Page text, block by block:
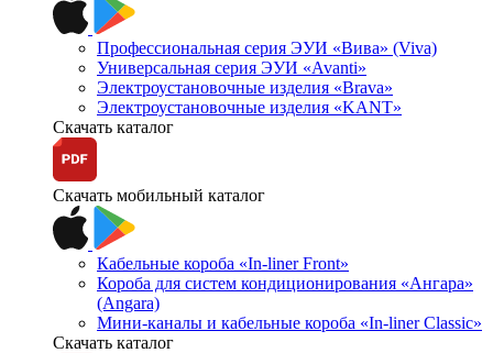
Профессиональная серия ЭУИ «Вива» (Viva)
Универсальная серия ЭУИ «Avanti»
Электроустановочные изделия «Brava»
Электроустановочные изделия «KANT»
Скачать каталог
Скачать мобильный каталог
Кабельные короба «In-liner Front»
Короба для систем кондиционирования «Ангара»
(Angara)
Мини-каналы и кабельные короба «In-liner Classic»
Скачать каталог